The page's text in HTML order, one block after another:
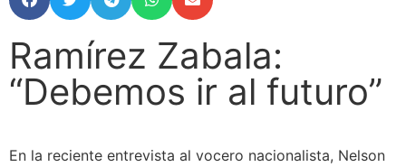
Ramírez Zabala:
“Debemos ir al futuro”
En la reciente entrevista al vocero nacionalista, Nelson